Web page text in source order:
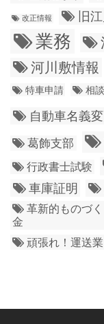
改正情報 旧
業務
河川敷情報
特車申請
相談
自動車名義
葛飾支部
行政書士試験
車庫証明
革新的ものづ
金
頑張れ！運送業